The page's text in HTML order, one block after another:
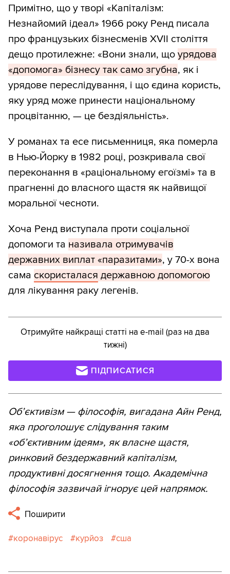
Примітно, що у творі «Капіталізм:
Незнайомий ідеал» 1966 року Ренд писала
про французьких бізнесменів XVII століття
дещо протилежне: «Вони знали, що урядова
«допомога» бізнесу так само згубна, як і
урядове переслідування, і що єдина користь,
яку уряд може принести національному
процвітанню, — це бездіяльність».
У романах та есе письменниця, яка померла
в Нью-Йорку в 1982 році, розкривала свої
переконання в «раціональному егоїзмі» та в
прагненні до власного щастя як найвищої
моральної чесноти.
Хоча Ренд виступала проти соціальної
допомоги та називала отримувачів
державних виплат «паразитами», у 70-х вона
сама скористалася державною допомогою
для лікування раку легенів.
Отримуйте найкращі статті на e-mail (раз на два
тижні)
ПІДПИСАТИСЯ
Об’єктивізм — філософія, вигадана Айн Ренд,
яка проголошує слідування таким
«об’єктивним ідеям», як власне щастя,
ринковий бездержавний капіталізм,
продуктивні досягнення тощо. Академічна
філософія зазвичай ігнорує цей напрямок.
Поширити
коронавірус курйоз сша